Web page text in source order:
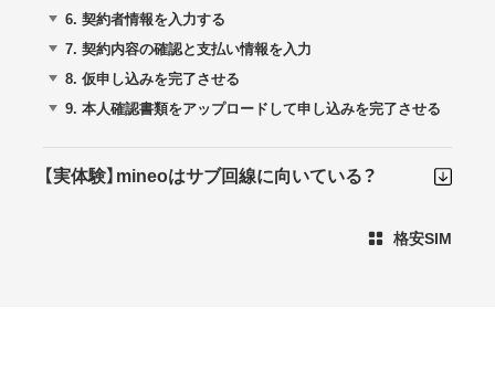
6. 契約者情報を入力する
7. 契約内容の確認と支払い情報を入力
8. 仮申し込みを完了させる
9. 本人確認書類をアップロードして申し込みを完了させる
【実体験】mineoはサブ回線に向いている？
格安SIM